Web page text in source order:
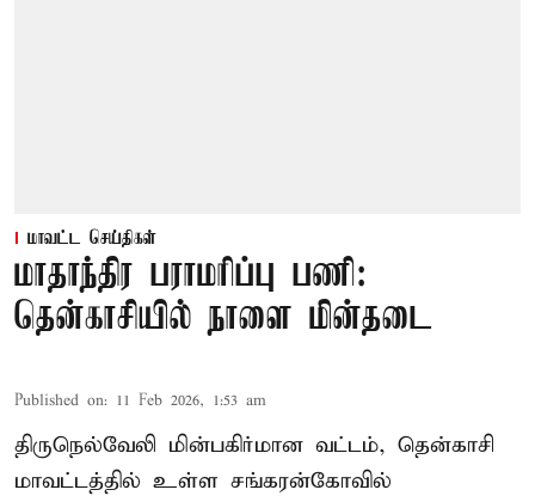
மாவட்ட செய்திகள்
மாதாந்திர பராமரிப்பு பணி:
தென்காசியில் நாளை மின்தடை
Published on: 11 Feb 2026, 1:53 am
திருநெல்வேலி மின்பகிர்மான வட்டம், தென்காசி
மாவட்டத்தில் உள்ள சங்கரன்கோவில்